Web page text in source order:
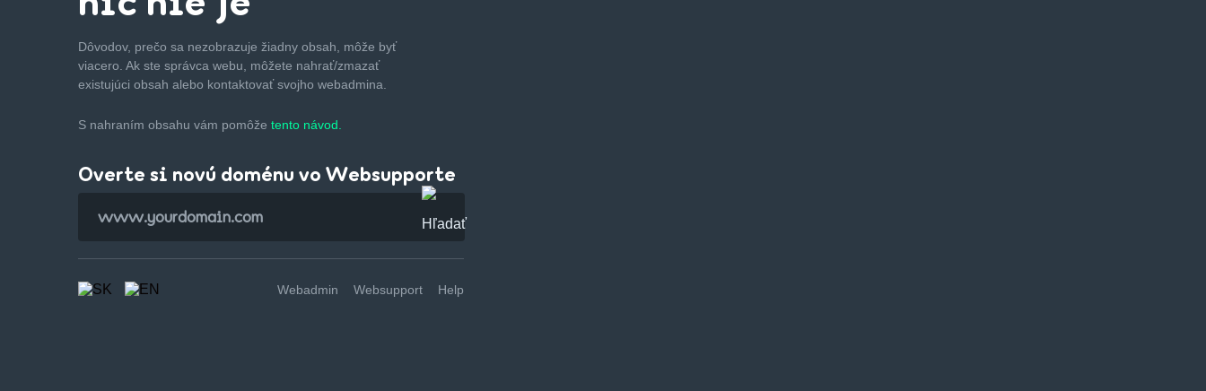
Dôvodov, prečo sa nezobrazuje žiadny obsah, môže byť
viacero. Ak ste správca webu, môžete nahrať/zmazať
existujúci obsah alebo kontaktovať svojho webadmina.
S nahraním obsahu vám pomôže tento návod.
Overte si novú doménu vo Websupporte
Webadmin Websupport Help